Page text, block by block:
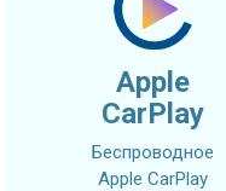
Apple
CarPlay
Беспроводное
Apple CarPlay